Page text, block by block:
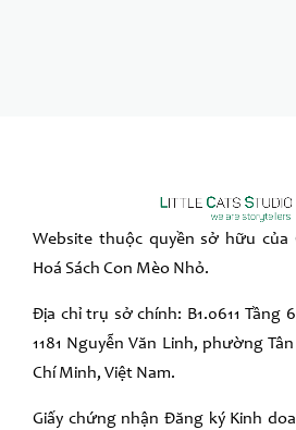
Website thuộc quyền sở hữu của
Hoá Sách Con Mèo Nhỏ.
Địa chỉ trụ sở chính: B1.0611 Tầng
1181 Nguyễn Văn Linh, phường
Chí Minh, Việt Nam.
Giấy chứng nhận Đăng ký Kinh